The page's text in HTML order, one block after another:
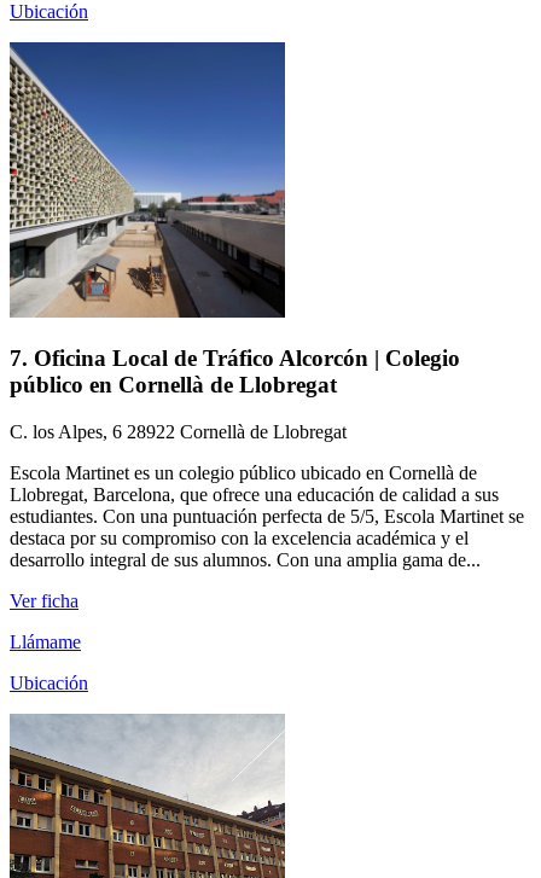
Ubicación
7. Oficina Local de Tráfico Alcorcón | Colegio
público en Cornellà de Llobregat
C. los Alpes, 6 28922 Cornellà de Llobregat
Escola Martinet es un colegio público ubicado en Cornellà de
Llobregat, Barcelona, que ofrece una educación de calidad a sus
estudiantes. Con una puntuación perfecta de 5/5, Escola Martinet se
destaca por su compromiso con la excelencia académica y el
desarrollo integral de sus alumnos. Con una amplia gama de...
Ver ficha
Llámame
Ubicación